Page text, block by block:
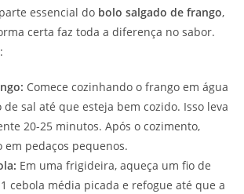
essencial do bolo salgado de frango,
certa faz toda a diferença no sabor.
Comece cozinhando o frango em água
sal até que esteja bem cozido. Isso leva
20-25 minutos. Após o cozimento,
em pedaços pequenos.
Em uma frigideira, aqueça um fio de
cebola média picada e refogue até que a